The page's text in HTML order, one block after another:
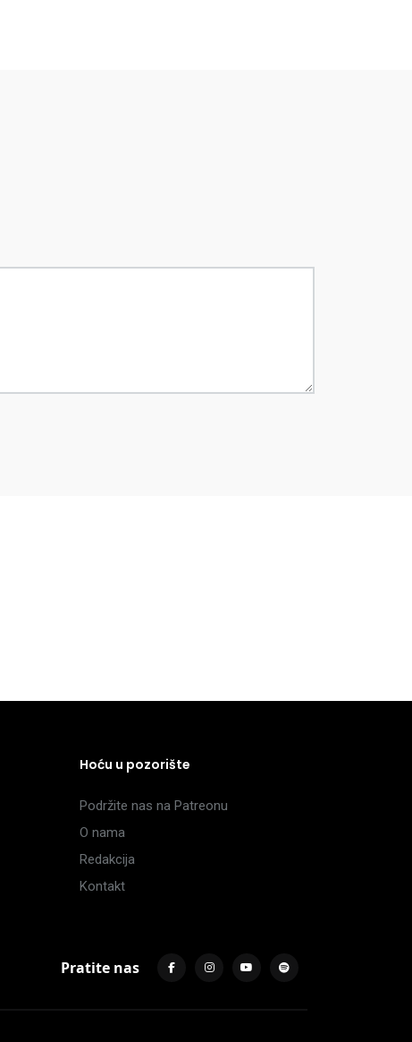
Hoću u pozorište
Podržite nas na Patreonu
O nama
Redakcija
Kontakt
Pratite nas